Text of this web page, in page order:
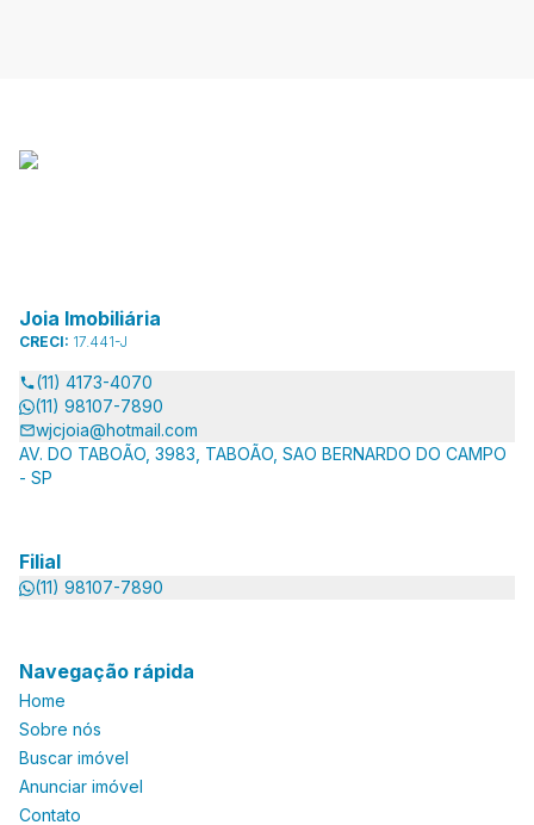
Joia Imobiliária
CRECI: 17.441-J
(11) 4173-4070
(11) 98107-7890
wjcjoia@hotmail.com
AV. DO TABOÃO, 3983, TABOÃO, SAO BERNARDO DO CAMPO
- SP
Filial
(11) 98107-7890
Navegação rápida
Home
Sobre nós
Buscar imóvel
Anunciar imóvel
Contato